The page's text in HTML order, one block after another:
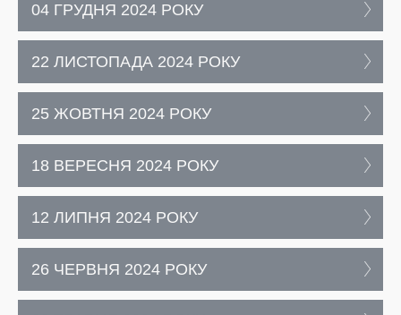
04 ГРУДНЯ 2024 РОКУ
22 ЛИСТОПАДА 2024 РОКУ
25 ЖОВТНЯ 2024 РОКУ
18 ВЕРЕСНЯ 2024 РОКУ
12 ЛИПНЯ 2024 РОКУ
26 ЧЕРВНЯ 2024 РОКУ